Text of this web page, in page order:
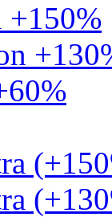
+150%